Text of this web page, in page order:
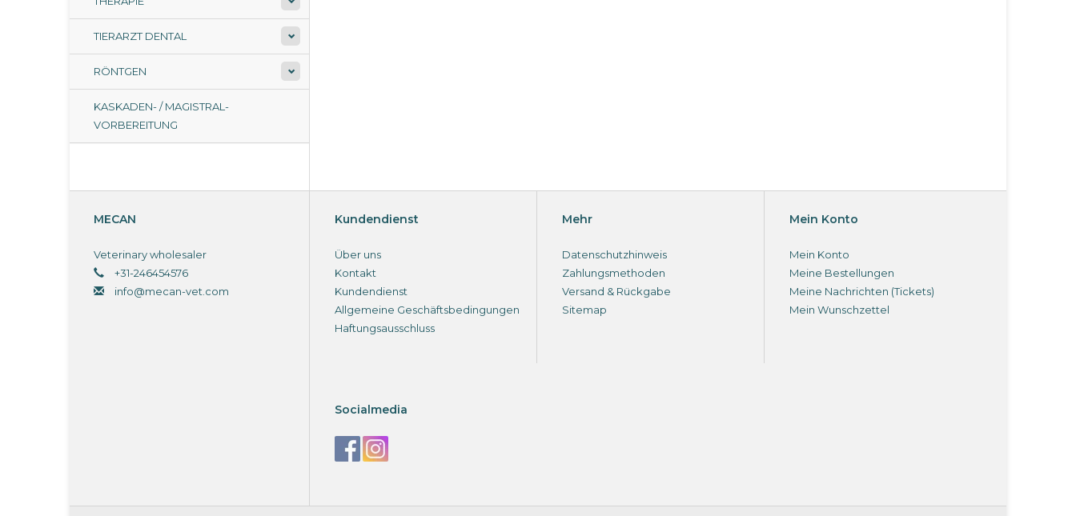
TIERARZT DENTAL
RÖNTGEN
KASKADEN- / MAGISTRAL-
VORBEREITUNG
MECAN
Veterinary wholesaler
+31-246454576
info@mecan-vet.com
Kundendienst
Über uns
Kontakt
Kundendienst
Allgemeine Geschäftsbedingungen
Haftungsausschluss
Mehr
Datenschutzhinweis
Zahlungsmethoden
Versand & Rückgabe
Sitemap
Mein Konto
Mein Konto
Meine Bestellungen
Meine Nachrichten (Tickets)
Mein Wunschzettel
Socialmedia